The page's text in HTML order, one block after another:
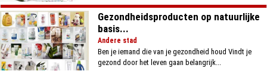
Gezondheidsproducten op natuurlijke
basis...
Andere stad
Ben je iemand die van je gezondheid houd Vindt je
gezond door het leven gaan belangrijk...